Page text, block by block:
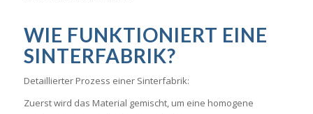
WIE FUNKTIONIERT EINE
SINTERFABRIK?
Detaillierter Prozess einer Sinterfabrik:
Zuerst wird das Material gemischt, um eine homogene